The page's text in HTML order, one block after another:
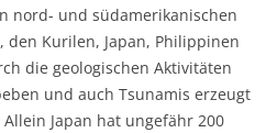
nord- und südamerikanischen
den Kurilen, Japan, Philippinen
die geologischen Aktivitäten
und auch Tsunamis erzeugt
Allein Japan hat ungefähr 200